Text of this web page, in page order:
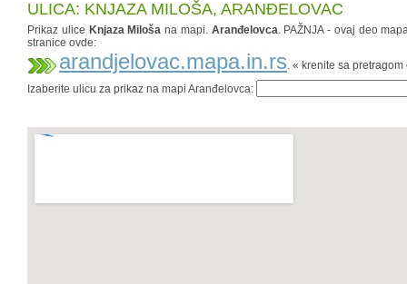
ULICA: KNJAZA MILOŠA, ARANĐELOVAC
Prikaz ulice Knjaza Miloša na mapi. Aranđelovca. PAŽNJA - ovaj deo
stranice ovde:
arandjelovac.mapa.in.rs. « krenite sa pretragom
Izaberite ulicu za prikaz na mapi Aranđelovca: